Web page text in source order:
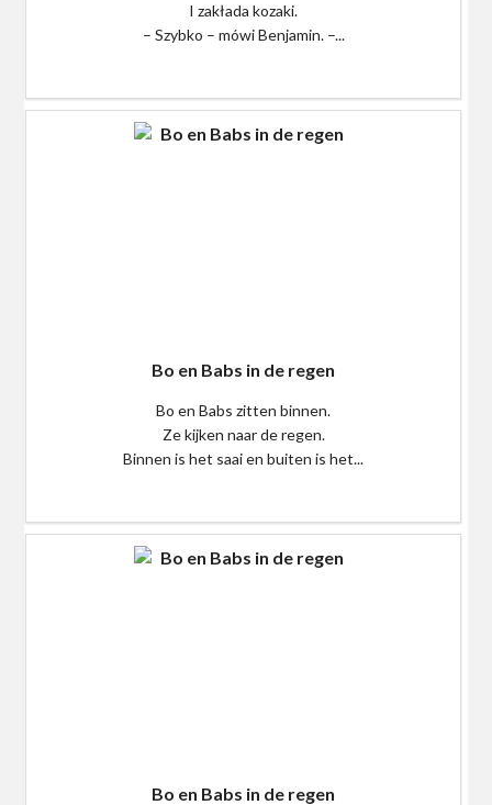
I zakłada kozaki.
– Szybko – mówi Benjamin. –...
Bo en Babs in de regen
Bo en Babs zitten binnen.
Ze kijken naar de regen.
Binnen is het saai en buiten is het...
Bo en Babs in de regen